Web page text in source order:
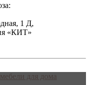
1 Д,
«КИТ»
для дома